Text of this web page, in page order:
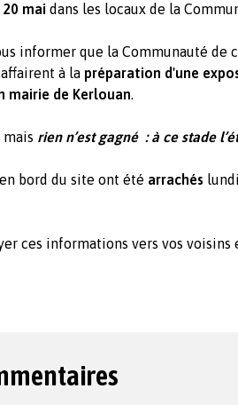
mai dans les locaux de la
informer que la Communauté de
à la préparation d'une
mairie de Kerlouan.
mais rien n’est gagné : à ce stade
bord du site ont été arrachés
ces informations vers vos voisins